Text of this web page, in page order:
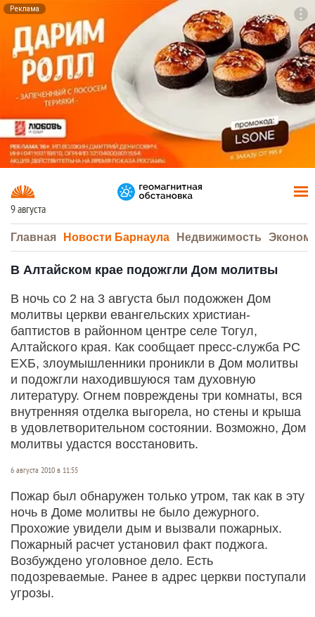
Реклама
9 августа
Главная Новости Барнаула Недвижимость
В Алтайском крае подожгли Дом молитвы
В ночь со 2 на 3 августа был подожжен Дом
молитвы церкви евангельских христиан-
баптистов в районном центре селе Тогул,
Алтайского края. Как сообщает пресс-служба РС
ЕХБ, злоумышленники проникли в Дом молитвы
и подожгли находившуюся там духовную
литературу. Огнем повреждены три комнаты, вся
внутренняя отделка выгорела, но стены и крыша
в удовлетворительном состоянии. Возможно, Дом
молитвы удастся восстановить.
6 августа 2010 в 11:55
Пожар был обнаружен только утром, так как в эту
ночь в Доме молитвы не было дежурного.
Прохожие увидели дым и вызвали пожарных.
Пожарный расчет установил факт поджога.
Возбуждено уголовное дело. Есть
подозреваемые. Ранее в адрес церкви поступали
угрозы.